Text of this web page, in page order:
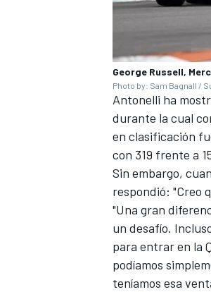
MÁS CATEGORÍAS
George Russell,
Photo by: Sam Bagnall /
Antonelli ha
durante la cual
en clasificación
con 319 frente a
Sin embargo,
respondió: "Creo
"Una gran
un desafío.
para entrar en la
podíamos
teníamos esa